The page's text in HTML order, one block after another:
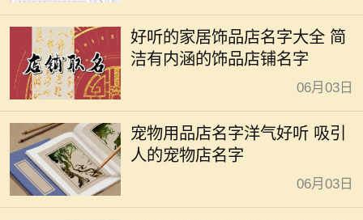
好听的家居饰品店名字大全 简
洁有内涵的饰品店铺名字
06月03日
宠物用品店名字洋气好听 吸引
人的宠物店名字
06月03日